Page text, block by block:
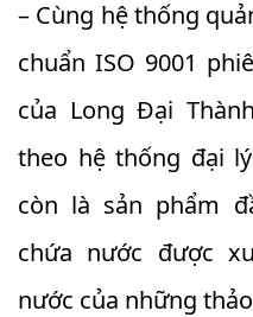
– Cùng hệ thống
chuẩn ISO 9001
của Long Đại
theo hệ thống đại
còn là sản phẩm
chứa nước được
nước của những